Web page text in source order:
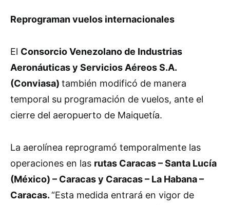
Reprograman vuelos internacionales
El Consorcio Venezolano de Industrias
Aeronáuticas y Servicios Aéreos S.A.
(Conviasa) también modificó de manera
temporal su programación de vuelos, ante el
cierre del aeropuerto de Maiquetía.
La aerolínea reprogramó temporalmente las
operaciones en las rutas Caracas – Santa Lucía
(México) – Caracas y Caracas – La Habana –
Caracas.“Esta medida entrará en vigor de